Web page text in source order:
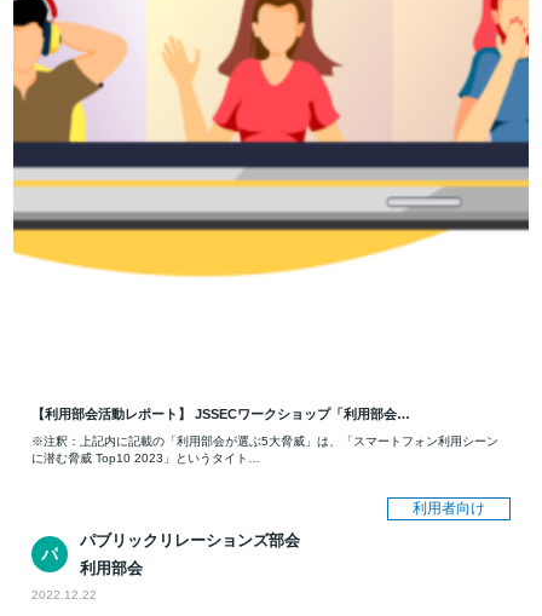
【利用部会活動レポート】 JSSECワークショップ「利用部会…
※注釈：上記内に記載の「利用部会が選ぶ5大脅威」は、「スマートフォン利用シーン
に潜む脅威 Top10 2023」というタイト…
利用者向け
パ
ブ
リ
ッ
パブリックリレーションズ部会
利用部会
2022.12.22